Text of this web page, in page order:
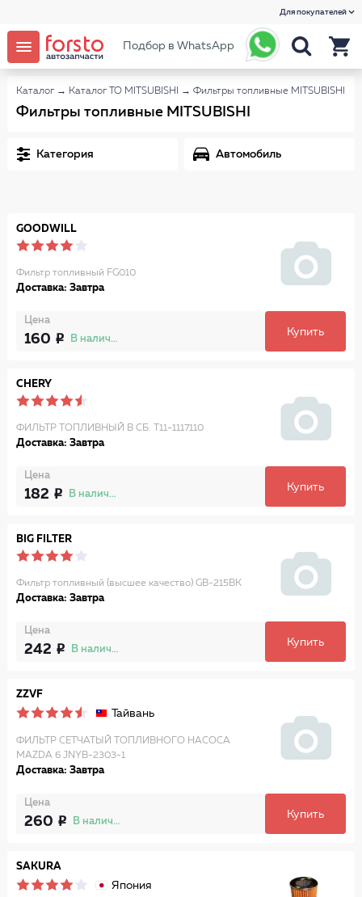
Для покупателей
Подбор в WhatsApp
Каталог → Каталог ТО MITSUBISHI → Фильтры топливные MITSUBISHI
Фильтры топливные MITSUBISHI
Категория Автомобиль
GOODWILL
Фильтр топливный FG010
Доставка: Завтра
Цена
160 В наличии
Купить
CHERY
ФИЛЬТР ТОПЛИВНЫЙ В СБ. T11-1117110
Доставка: Завтра
Цена
182 В наличии
Купить
BIG FILTER
Фильтр топливный (высшее качество) GB-215BK
Доставка: Завтра
Цена
242 В наличии
Купить
ZZVF
Тайвань
ФИЛЬТР СЕТЧАТЫЙ ТОПЛИВНОГО НАСОСА
MAZDA 6 JNYB-2303-1
Доставка: Завтра
Цена
260 В наличии
Купить
SAKURA
Япония